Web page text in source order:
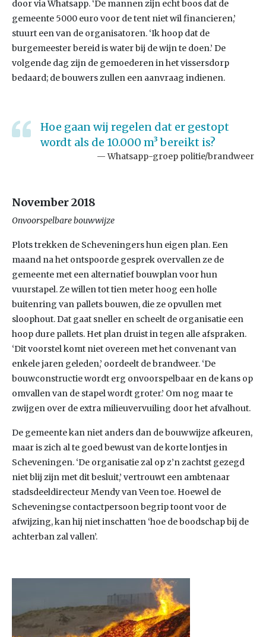
door via Whatsapp. ‘De mannen zijn echt boos dat de
gemeente 5000 euro voor de tent niet wil financieren,’
stuurt een van de organisatoren. ‘Ik hoop dat de
burgemeester bereid is water bij de wijn te doen.’ De
volgende dag zijn de gemoederen in het vissersdorp
bedaard; de bouwers zullen een aanvraag indienen.
Hoe gaan wij regelen dat er gestopt
wordt als de 10.000 m³ bereikt is?
Whatsapp-groep politie/brandweer
November 2018
Onvoorspelbare bouwwijze
Plots trekken de Scheveningers hun eigen plan. Een
maand na het ontspoorde gesprek overvallen ze de
gemeente met een alternatief bouwplan voor hun
vuurstapel. Ze willen tot tien meter hoog een holle
buitenring van pallets bouwen, die ze opvullen met
sloophout. Dat gaat sneller en scheelt de organisatie een
hoop dure pallets. Het plan druist in tegen alle afspraken.
‘Dit voorstel komt niet overeen met het convenant van
enkele jaren geleden,’ oordeelt de brandweer. ‘De
bouwconstructie wordt erg onvoorspelbaar en de kans op
omvallen van de stapel wordt groter.’ Om nog maar te
zwijgen over de extra milieuvervuiling door het afvalhout.
De gemeente kan niet anders dan de bouwwijze afkeuren,
maar is zich al te goed bewust van de korte lontjes in
Scheveningen. ‘De organisatie zal op z’n zachtst gezegd
niet blij zijn met dit besluit,’ vertrouwt een ambtenaar
stadsdeeldirecteur Mendy van Veen toe. Hoewel de
Scheveningse contactpersoon begrip toont voor de
afwijzing, kan hij niet inschatten ‘hoe de boodschap bij de
achterban zal vallen’.